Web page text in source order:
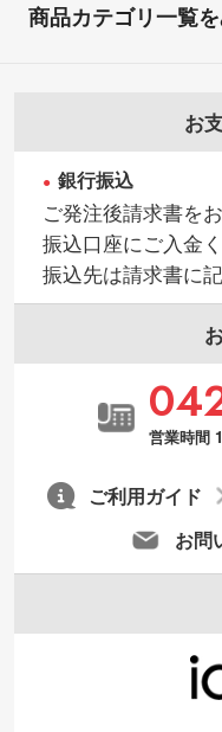
お
銀行振込
ご発注後請求書を
振込口座にご入金く
振込先は請求書に
営業時間
お問
ご利用ガイド
商品カテゴリ一覧